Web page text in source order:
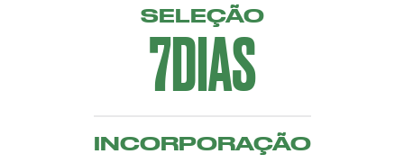
SELEÇÃO
7DIAS
INCORPORAÇÃO